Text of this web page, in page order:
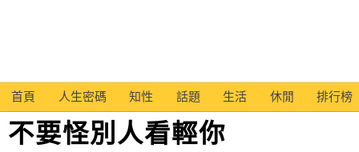
首頁 人生密碼 知性 話題 生活 休閒 排行榜
不要怪別人看輕你